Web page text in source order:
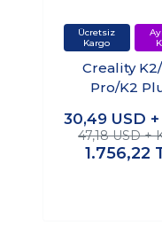
Creality
Pro/K2
30,49 USD
47,18 USD +
1.756,22